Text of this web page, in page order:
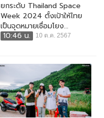
ยกระดับ Thailand Space
Week 2024 ตั้งเป้าให้ไทย
เป็นจุดหมายเชื่อมโยง...
10:46 น.
10 ต.ค. 2567